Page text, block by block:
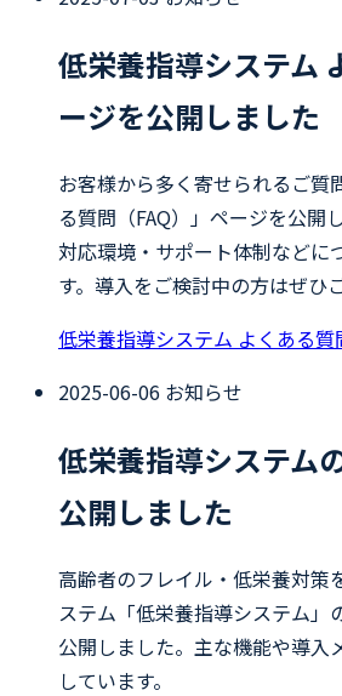
低栄養指導システム
ージを公開しました
お客様から多く寄せられるご質
る質問（FAQ）」ページを公開
対応環境・サポート体制などに
す。導入をご検討中の方はぜひ
低栄養指導システム よくある質
2025-06-06 お知らせ
低栄養指導システム
公開しました
高齢者のフレイル・低栄養対策
ステム「低栄養指導システム」
公開しました。主な機能や導入
しています。